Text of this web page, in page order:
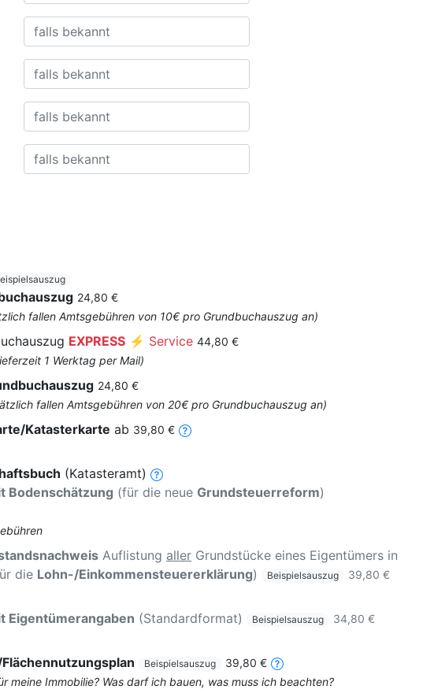
24,80 €
fallen Amtsgebühren von 10€ pro Grundbuchauszug an)
EXPRESS ⚡ Service 44,80 €
1 Werktag per Mail)
24,80 €
fallen Amtsgebühren von 20€ pro Grundbuchauszug an)
Katasterkarte ab 39,80 €
(Katasteramt)
Bodenschätzung (für die neue Grundsteuerreform)
Auflistung aller Grundstücke eines Eigentümers in
die Lohn-/Einkommensteuererklärung) Beispielsauszug
39,80 €
Eigentümerangaben (Standardformat) Beispielsauszug
34,80 €
Beispielsauszug
39,80 €
meine Immobilie? Was darf ich bauen, was muss ich beachten?